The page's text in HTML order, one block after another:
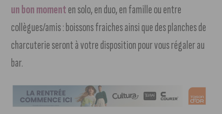
un bon momenten solo, en duo, en famille ou entre
collègues/amis : boissons fraiches ainsi que des planches de
charcuterie seront à votre disposition pour vous régaler au
bar.